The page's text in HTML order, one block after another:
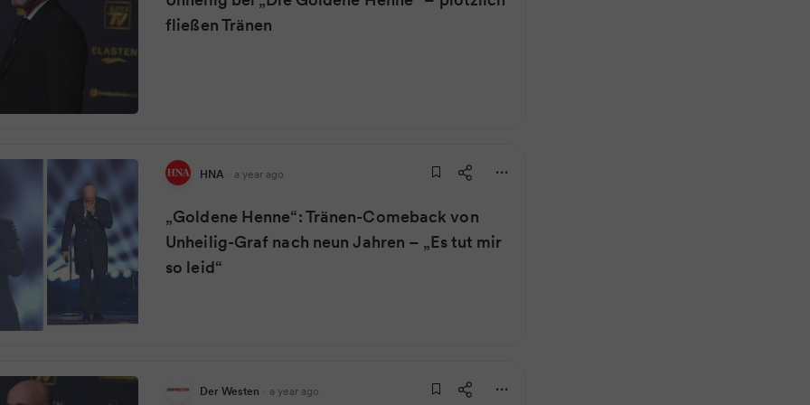
fließen Tränen
HNA · a year ago
„Goldene Henne“: Tränen-Comeback von
Unheilig-Graf nach neun Jahren – „Es tut mir
so leid“
Der Westen · a year ago